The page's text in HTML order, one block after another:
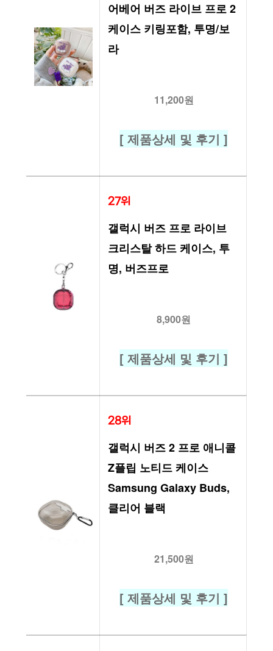
어베어 버즈 라이브 프로 2
케이스 키링포함, 투명/보
라
11,200원
[ 제품상세 및 후기 ]
27위
갤럭시 버즈 프로 라이브
크리스탈 하드 케이스, 투
명, 버즈프로
8,900원
[ 제품상세 및 후기 ]
28위
갤럭시 버즈 2 프로 애니콜
Z플립 노티드 케이스
Samsung Galaxy Buds,
클리어 블랙
21,500원
[ 제품상세 및 후기 ]